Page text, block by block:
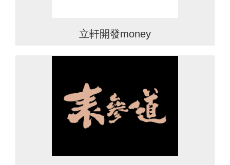
立軒開發money